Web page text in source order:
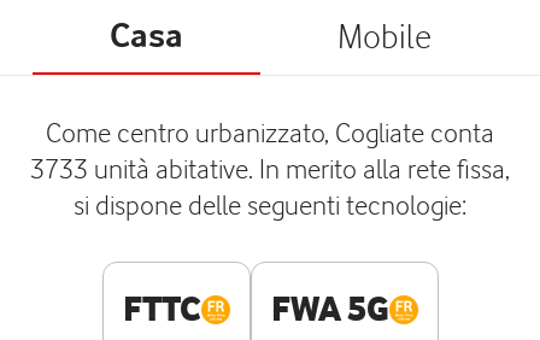
Casa Mobile
Come centro urbanizzato, Cogliate conta
3733 unità abitative. In merito alla rete fissa,
si dispone delle seguenti tecnologie:
FTTC FWA 5G